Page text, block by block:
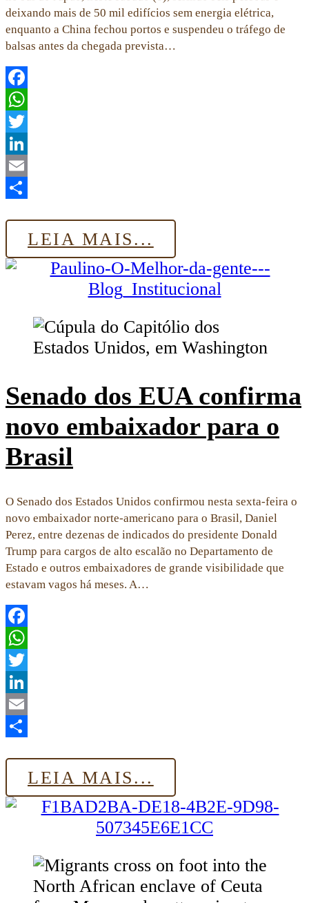
deixando mais de 50 mil edifícios sem energia elétrica,
enquanto a China fechou portos e suspendeu o tráfego de
balsas antes da chegada prevista…
Facebook
WhatsApp
Twitter
LinkedIn
Email
LEIA MAIS...
Senado dos EUA confirma
novo embaixador para o
Brasil
O Senado dos Estados Unidos confirmou nesta sexta-feira o
novo embaixador norte-americano para o Brasil, Daniel
Perez, entre dezenas de indicados do presidente Donald
Trump para cargos de alto escalão no Departamento de
Estado e outros embaixadores de grande visibilidade que
estavam vagos há meses. A…
Facebook
WhatsApp
Twitter
LinkedIn
Email
LEIA MAIS...